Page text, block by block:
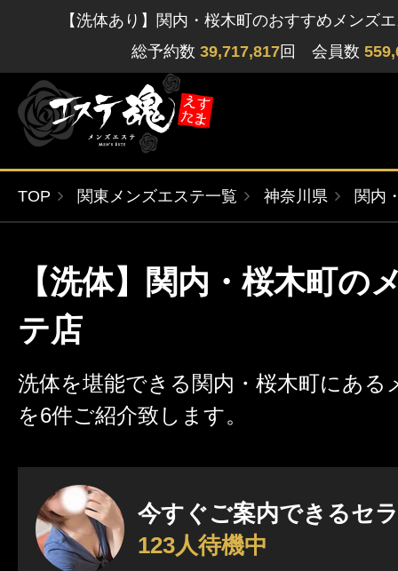
【洗体あり】関内・桜木町のおすすめメンズ
総予約数 39,717,817回 会員数
閲覧履歴
ゲストさん
北海道・東北版
無料会員登録
ログイン
夏の特集イベント開催中！
激アツなお店を多数掲載！
メンズエステ店
TOP 関東メンズエステ一覧 神奈川県 関内
【洗体】関内・桜木町の
テ店
洗体を堪能できる関内・桜木町にある
を6件ご紹介致します。
今すぐご案内できるセ
123人待機中